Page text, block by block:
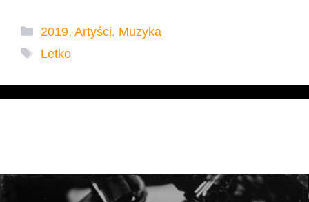
Kategorie
2019, Artyści, Muzyka
Tagi
Letko